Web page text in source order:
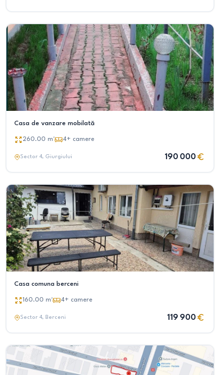
Casa de vanzare mobilată
260.00 m² 4+ camere
Sector 4, Giurgiului 190 000
Casa comuna berceni
160.00 m² 4+ camere
Sector 4, Berceni 119 900